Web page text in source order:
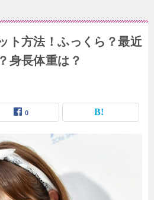
ト方法！ふっくら？最近
身長体重は？
0